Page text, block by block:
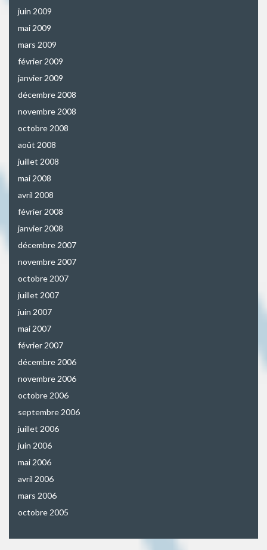
juin 2009
mai 2009
mars 2009
février 2009
janvier 2009
décembre 2008
novembre 2008
octobre 2008
août 2008
juillet 2008
mai 2008
avril 2008
février 2008
janvier 2008
décembre 2007
novembre 2007
octobre 2007
juillet 2007
juin 2007
mai 2007
février 2007
décembre 2006
novembre 2006
octobre 2006
septembre 2006
juillet 2006
juin 2006
mai 2006
avril 2006
mars 2006
octobre 2005